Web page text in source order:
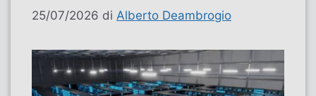
25/07/2026 di Alberto Deambrogio